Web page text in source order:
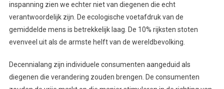
inspanning zien we echter niet van diegenen die echt
verantwoordelijk zijn. De ecologische voetafdruk van de
gemiddelde mens is betrekkelijk laag. De 10% rijksten stoten
evenveel uit als de armste helft van de wereldbevolking.
Decennialang zijn individuele consumenten aangeduid als
diegenen die verandering zouden brengen. De consumenten